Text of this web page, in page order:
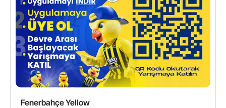
Fenerbahçe Yellow